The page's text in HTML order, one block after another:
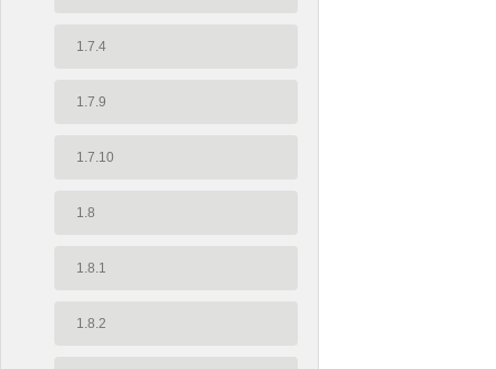
1.7.4
1.7.9
1.7.10
1.8
1.8.1
1.8.2